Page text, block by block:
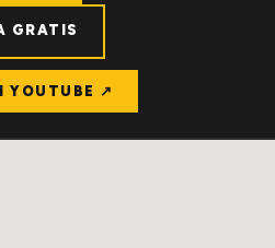
GRATIS
YOUTUBE ↗